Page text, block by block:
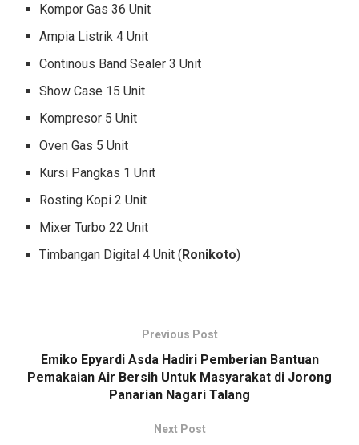
Kompor Gas 36 Unit
Ampia Listrik 4 Unit
Continous Band Sealer 3 Unit
Show Case 15 Unit
Kompresor 5 Unit
Oven Gas 5 Unit
Kursi Pangkas 1 Unit
Rosting Kopi 2 Unit
Mixer Turbo 22 Unit
Timbangan Digital 4 Unit (Ronikoto)
Previous Post
Emiko Epyardi Asda Hadiri Pemberian Bantuan
Pemakaian Air Bersih Untuk Masyarakat di Jorong
Panarian Nagari Talang
Next Post